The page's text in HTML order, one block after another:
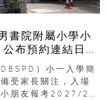
書院附屬小學小
布預約連結日期
）小一入學簡
受家長關注，入場
小朋友報考2027/28